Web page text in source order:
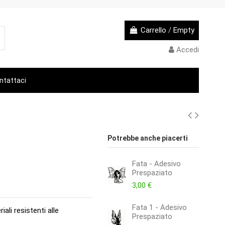
Carrello / Empty
Accedi
resistenti alle
Potrebbe anche piacerti
Fata - Adesivo
Prespaziato
3,00 €
Fata 1 - Adesivo
Prespaziato